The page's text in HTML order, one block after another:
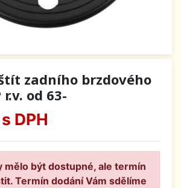
zadního brzdového
od 63-
s DPH
mělo být dostupné, ale termín
Termín dodání Vám sdělíme